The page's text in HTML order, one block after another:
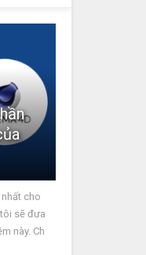
nhất cho
sẽ đưa
này. Ch